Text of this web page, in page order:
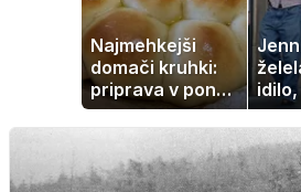
Najmehkejši
domači kruhki:
priprava v ponvi
je trik za popoln
rezultat